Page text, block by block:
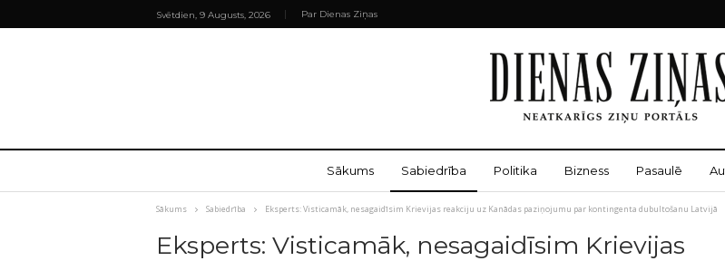
Svētdien, 9 Augusts, 2026 Par Dienas Ziņas
Sākums Sabiedrība Politika Bizness Pasaulē
Sākums Sabiedrība Eksperts: Visticamāk, nesagaidīsim Krievijas reakciju uz Kanādas paziņojumu par kontingenta dubultošanu Latvijā
Eksperts: Visticamāk, nesagaidīsim Krievijas